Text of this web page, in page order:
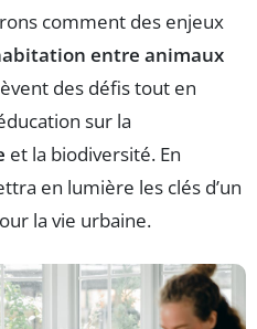
comment des enjeux
entre animaux
des défis tout en
sur la
et la biodiversité. En
en lumière les clés d’un
la vie urbaine.